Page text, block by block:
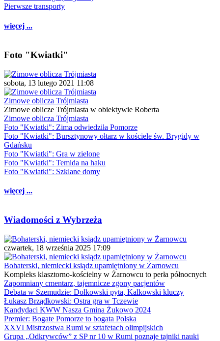
Pierwsze transporty
więcej ...
Foto "Kwiatki"
sobota, 13 lutego 2021 11:08
Zimowe oblicza Trójmiasta
Zimowe oblicze Trójmiasta w obiektywie Roberta
Zimowe oblicza Trójmiasta
Foto "Kwiatki": Zima odwiedziła Pomorze
Foto "Kwiatki": Bursztynowy ołtarz w kościele św. Brygidy w
Gdańsku
Foto "Kwiatki": Gra w zielone
Foto "Kwiatki": Temida na haku
Foto "Kwiatki": Szklane domy
więcej ...
Wiadomości z Wybrzeża
czwartek, 18 września 2025 17:09
Bohaterski, niemiecki ksiądz upamiętniony w Żarnowcu
Kompleks klasztorno-kościelny w Żarnowcu to perła północnych
Zapomniany cmentarz, tajemnicze zgony pacjentów
Debata w Szemudzie: Dołkowski pyta, Kalkowski kluczy
Łukasz Brządkowski: Ostra gra w Tczewie
Kandydaci KWW Nasza Gmina Żukowo 2024
Premier: Bogate Pomorze to bogata Polska
XXVI Mistrzostwa Rumi w sztafetach olimpijskich
Grupa „Odkrywców” z SP nr 10 w Rumi poznaje tajniki nauki